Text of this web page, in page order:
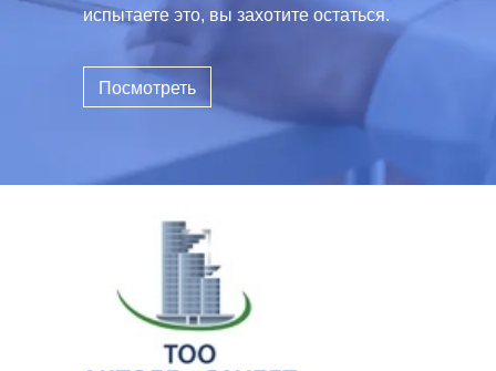
испытаете это, вы захотите остаться.
Посмотреть